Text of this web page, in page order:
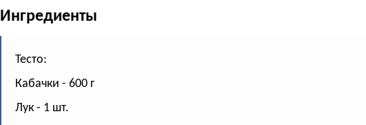
Ингредиенты
Тесто:
Кабачки - 600 г
Лук - 1 шт.